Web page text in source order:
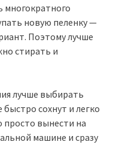
многократного
новую пеленку —
Поэтому лучше
стирать и
лучше выбирать
сохнут и легко
просто вынести на
машине и сразу